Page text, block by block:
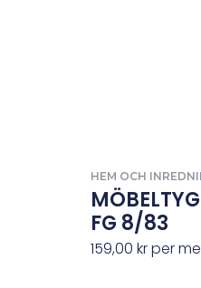
HEM OCH
FG 8/83
159,00krper